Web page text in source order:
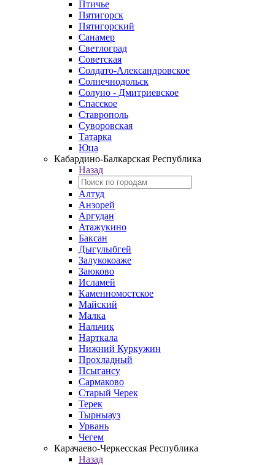
Птичье
Пятигорск
Пятигорский
Санамер
Светлоград
Советская
Солдато-Александровское
Солнечнодольск
Солуно - Дмитриевское
Спасское
Ставрополь
Суворовская
Татарка
Юца
Кабардино‑Балкарская Республика
Назад
Алтуд
Анзорей
Аргудан
Атажукино
Баксан
Дыгулыбгей
Залукокоаже
Заюково
Исламей
Каменномостское
Майский
Малка
Нальчик
Нарткала
Нижний Куркужин
Прохладный
Псыгансу
Сармаково
Старый Черек
Терек
Тырныауз
Урвань
Чегем
Карачаево-Черкесская Республика
Назад